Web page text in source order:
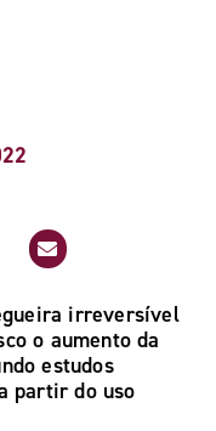
irreversível
o aumento da
estudos
partir do uso